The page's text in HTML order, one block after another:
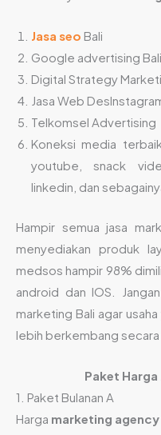
Jasa seo Bali
Google advertising Bali
Digital Strategy
Jasa Web
Telkomsel Advertising
Koneksi media
youtube, snack
linkedin, dan
Hampir semua jasa
menyediakan produk
medsos hampir 98%
android dan IOS.
marketing Bali agar
lebih berkembang secara
Paket Harga
1. Paket Bulanan A
Harga marketing agency